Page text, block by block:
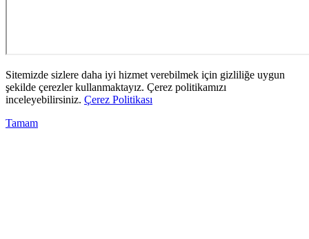
Sitemizde sizlere daha iyi hizmet verebilmek için gizliliğe uygun
şekilde çerezler kullanmaktayız. Çerez politikamızı
inceleyebilirsiniz. Çerez Politikası
Tamam